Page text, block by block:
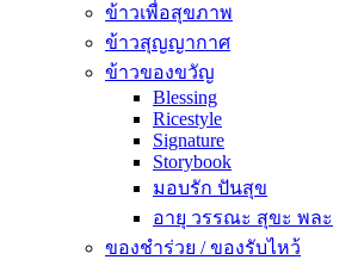
ข้าวเพื่อสุขภาพ
ข้าวสุญญากาศ
ข้าวของขวัญ
Blessing
Ricestyle
Signature
Storybook
มอบรัก ปันสุข
อายุ วรรณะ สุขะ พละ
ของชำร่วย / ของรับไหว้